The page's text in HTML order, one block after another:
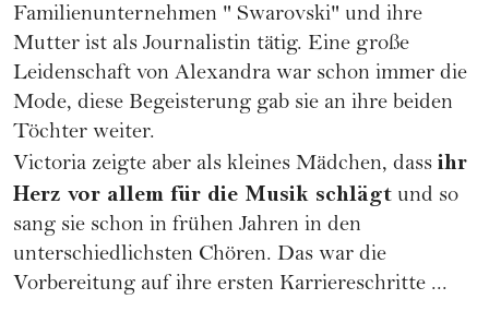
Familienunternehmen " Swarovski" und ihre
Mutter ist als Journalistin tätig. Eine große
Leidenschaft von Alexandra war schon immer die
Mode, diese Begeisterung gab sie an ihre beiden
Töchter weiter.
Victoria zeigte aber als kleines Mädchen, dass ihr
Herz vor allem für die Musik schlägt und so
sang sie schon in frühen Jahren in den
unterschiedlichsten Chören. Das war die
Vorbereitung auf ihre ersten Karriereschritte ...